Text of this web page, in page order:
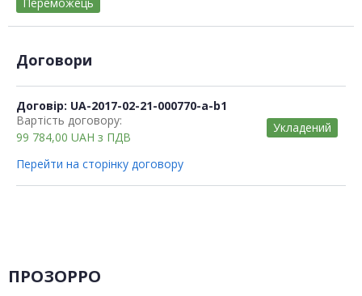
Договори
Договір: UA-2017-02-21-000770-a-b1
Вартість договору:
99 784,00 UAH з ПДВ
Укладений
Перейти на сторінку договору
ПРОЗОРРО